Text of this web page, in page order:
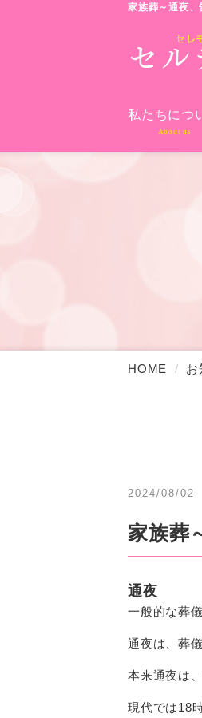
家族葬～通夜
私たちにつ
About us
HOME お
2024/08/02
家族葬
通夜
一般的な葬
通夜は、葬
本来通夜は
現代では18